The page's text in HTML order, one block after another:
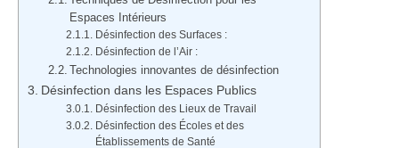
Espaces Intérieurs
Désinfection des Surfaces :
Désinfection de l’Air :
Technologies innovantes de désinfection
Désinfection dans les Espaces Publics
Désinfection des Lieux de Travail
Désinfection des Écoles et des
Établissements de Santé